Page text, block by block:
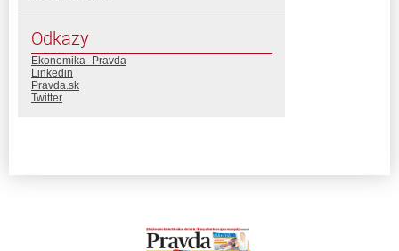
Odkazy
Ekonomika- Pravda
Linkedin
Pravda.sk
Twitter